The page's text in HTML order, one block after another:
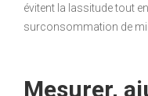
évitent la lassitude tout
surconsommation de
Mesurer,